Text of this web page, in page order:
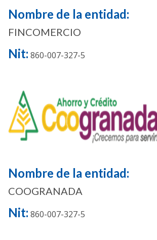
Nombre de la entidad:
FINCOMERCIO
Nit: 860-007-327-5
Nombre de la entidad:
COOGRANADA
Nit: 860-007-327-5